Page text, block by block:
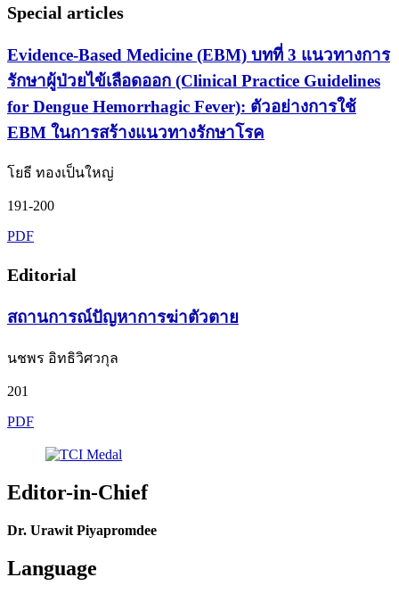
Special articles
Evidence-Based Medicine (EBM) บทที่ 3 แนวทางการ
รักษาผู้ป่วยไข้เลือดออก (Clinical Practice Guidelines
for Dengue Hemorrhagic Fever): ตัวอย่างการใช้
EBM ในการสร้างแนวทางรักษาโรค
โยธี ทองเป็นใหญ่
191-200
PDF
Editorial
สถานการณ์ปัญหาการฆ่าตัวตาย
นชพร อิทธิวิศวกุล
201
PDF
Editor-in-Chief
Dr. Urawit Piyapromdee
Language